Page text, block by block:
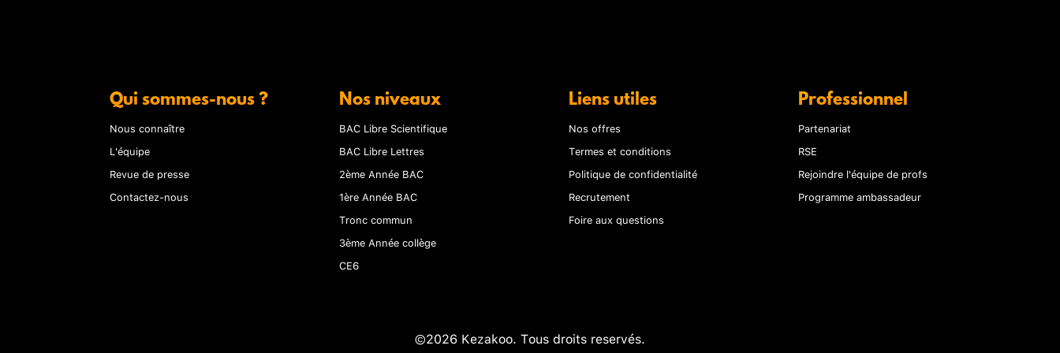
Qui sommes-nous ?
Nous connaître
L'équipe
Revue de presse
Contactez-nous
Nos niveaux
BAC Libre Scientifique
BAC Libre Lettres
2ème Année BAC
1ère Année BAC
Tronc commun
3ème Année collège
CE6
Liens utiles
Nos offres
Termes et conditions
Politique de confidentialité
Recrutement
Foire aux questions
Professionnel
Partenariat
RSE
Rejoindre l'équipe de profs
Programme ambassadeur
©2026 Kezakoo. Tous droits reservés.